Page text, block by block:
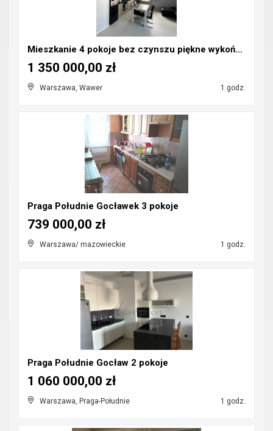
Mieszkanie 4 pokoje bez czynszu piękne wykończenie...
Warszawa, Wawer 1 godz.
1 350 000,00 zł
Praga Południe Gocławek 3 pokoje
Warszawa/ mazowieckie 1 godz.
739 000,00 zł
Praga Południe Gocław 2 pokoje
Warszawa, Praga-Południe 1 godz.
1 060 000,00 zł